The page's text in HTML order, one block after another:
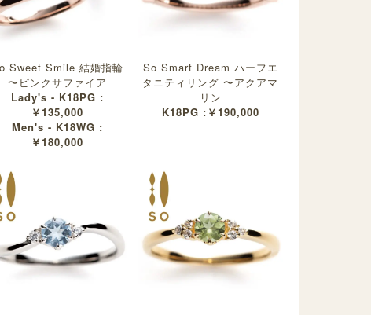
Sweet Smile 結婚指輪
〜ピンクサファイア
Lady's - K18PG :
￥135,000
Men's - K18WG :
￥180,000
So Smart Dream ハーフエ
タニティリング 〜アクアマ
リン
K18PG :￥190,000